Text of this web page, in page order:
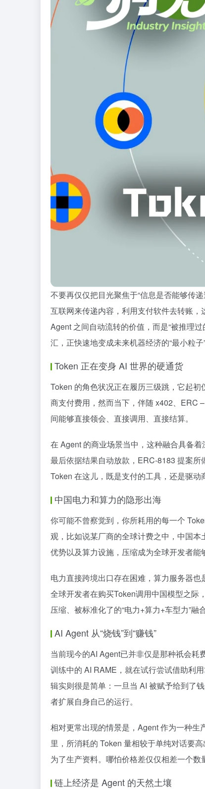
不要再仅仅把目光聚焦于“信息是否能够传
互联网来传递内容，利用支付软件去转账
Agent 之间自动流转的价值，而是“被推理过
汇，正快速地变成未来机器经济的“最小粒子”
Token 正在变身 AI 世界的硬通货
Token 的角色状况正在履历三级跳，它起
商支付费用，然而当下，伴随 x402、ERC
间能够直接领会、直接调用、直接结算。
在 Agent 的商业场景当中，这种融合具备
最后依据结果自动放款，ERC-8183 提案所
Token 在这儿，既是支付的工具，还是驱动
中国电力和算力的隐形出海
你可能不曾察觉到，你所耗用的每一个
观，比如说某厂商的全球计费之中，中国
优势以及算力设施，压缩成为全球开发者能
电力直接跨境出口存在困难，算力服务器
全球开发者在购买Token调用中国模型之际
压缩、被标准化了的“电力+算力+车型力”融
AI Agent 从“烧钱”到“赚钱”
当前现今的AI Agent已并非仅是那种祇会耗
训练中的 AI RAME，就在试行尝试借助利
辑实则很是简单：一旦当 AI 被赋予给到了
者扩展自身自己的运行。
相对更常出现的情景是，Agent 作为一种
里，所消耗的 Token 量相较于单纯对话要
为了生产资料。哪怕价格差仅仅相差一个数
链上经济是 Agent 的天然土壤